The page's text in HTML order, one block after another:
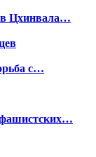
Цхинвала…
с…
фашистских…